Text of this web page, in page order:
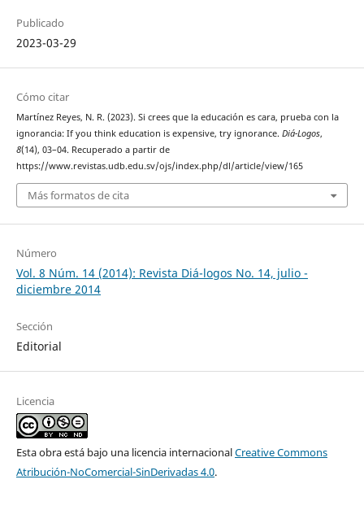
Publicado
2023-03-29
Cómo citar
Martínez Reyes, N. R. (2023). Si crees que la educación es cara, prueba con la
ignorancia: If you think education is expensive, try ignorance. Diá-Logos,
8(14), 03–04. Recuperado a partir de
https://www.revistas.udb.edu.sv/ojs/index.php/dl/article/view/165
Más formatos de cita
Número
Vol. 8 Núm. 14 (2014): Revista Diá-logos No. 14, julio -
diciembre 2014
Sección
Editorial
Licencia
Esta obra está bajo una licencia internacionalCreative Commons
Atribución-NoComercial-SinDerivadas 4.0.